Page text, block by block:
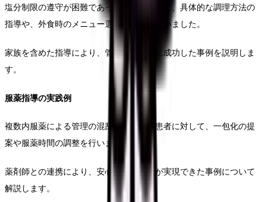
塩分制限の遵守が困難であった患者に対して、具体的な調理方法の
指導や、外食時のメニュー選択の支援を行いました。
家族を含めた指導により、管理の進め方に成功した事例を説明しま
す。
服薬指導の実践例
複数内服薬による管理の混乱がみられた患者に対して、一包化の提
案や服薬時間の調整を行いました。
薬剤師との連携により、安心な服薬管理が実現できた事例について
解説します。